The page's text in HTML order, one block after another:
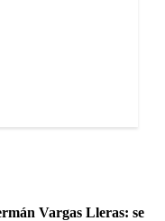
Vargas Lleras: se